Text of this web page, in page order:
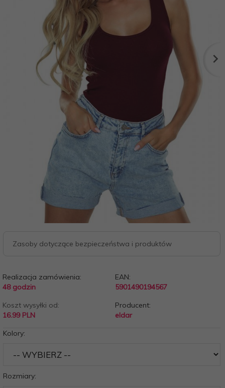
Zasoby dotyczące bezpieczeństwa i produktów
Realizacja zamówienia:
48 godzin
EAN:
5901490194567
Koszt wysyłki od:
16.99 PLN
Producent:
eldar
Kolory:
Rozmiary: